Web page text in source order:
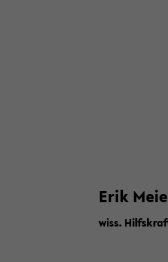
Erik
wiss.